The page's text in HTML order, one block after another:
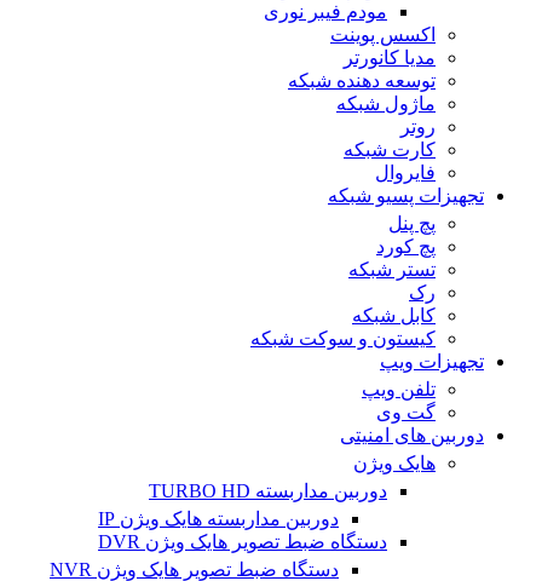
مودم فیبر نوری
اکسس پوینت
مدیا کانورتر
توسعه دهنده شبکه
ماژول شبکه
روتر
کارت شبکه
فایروال
تجهیزات پسیو شبکه
پچ پنل
پچ کورد
تستر شبکه
رک
کابل شبکه
کیستون و سوکت شبکه
تجهیزات ویپ
تلفن ویپ
گت وی
دوربین های امنیتی
هایک ویژن
دوربین مداربسته TURBO HD
دوربین مداربسته هایک ویژن IP
دستگاه ضبط تصویر هایک ویژن DVR
دستگاه ضبط تصویر هایک ویژن NVR